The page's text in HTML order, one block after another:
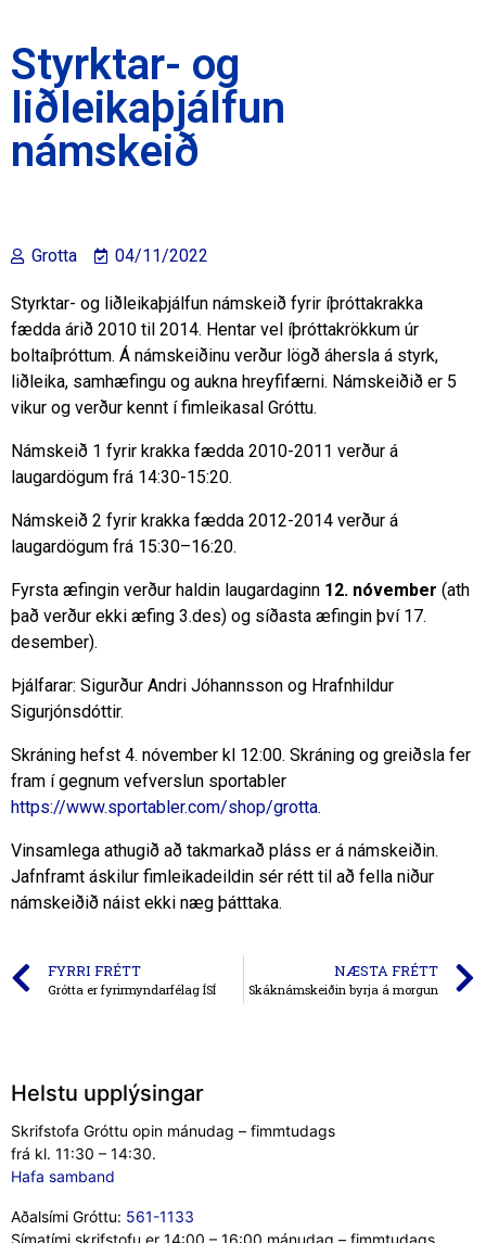
Styrktar- og
liðleikaþjálfun
námskeið
Grotta 04/11/2022
Styrktar- og liðleikaþjálfun námskeið fyrir íþróttakrakka
fædda árið 2010 til 2014. Hentar vel íþróttakrökkum úr
boltaíþróttum. Á námskeiðinu verður lögð áhersla á styrk,
liðleika, samhæfingu og aukna hreyfifærni. Námskeiðið er 5
vikur og verður kennt í fimleikasal Gróttu.
Námskeið 1 fyrir krakka fædda 2010-2011 verður á
laugardögum frá 14:30-15:20.
Námskeið 2 fyrir krakka fædda 2012-2014 verður á
laugardögum frá 15:30–16:20.
Fyrsta æfingin verður haldin laugardaginn 12. nóvember (ath
það verður ekki æfing 3.des) og síðasta æfingin því 17.
desember).
Þjálfarar: Sigurður Andri Jóhannsson og Hrafnhildur
Sigurjónsdóttir.
Skráning hefst 4. nóvember kl 12:00. Skráning og greiðsla fer
fram í gegnum vefverslun sportabler
https://www.sportabler.com/shop/grotta.
Vinsamlega athugið að takmarkað pláss er á námskeiðin.
Jafnframt áskilur fimleikadeildin sér rétt til að fella niður
námskeiðið náist ekki næg þátttaka.
FYRRI FRÉTT
Grótta er fyrirmyndarfélag ÍSÍ
NÆSTA FRÉTT
Skáknámskeiðin byrja á morgun
Helstu upplýsingar
Skrifstofa Gróttu opin mánudag – fimmtudags
frá kl. 11:30 – 14:30.
Hafa samband
Aðalsími Gróttu: 561-1133
Símatími skrifstofu er 14:00 – 16:00 mánudag – fimmtudags.